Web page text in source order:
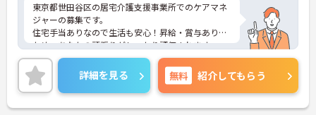
東京都世田谷区の居宅介護支援事業所でのケアマネ
ジャーの募集です。
住宅手当ありなので生活も安心！昇給・賞与ありの
ため、あなたの頑張りがしっかり評価されます。
ご興味のある方は、面接のポイントをお伝えします
のでお気軽にお問い合せください。
詳細を見る 無料 紹介してもらう